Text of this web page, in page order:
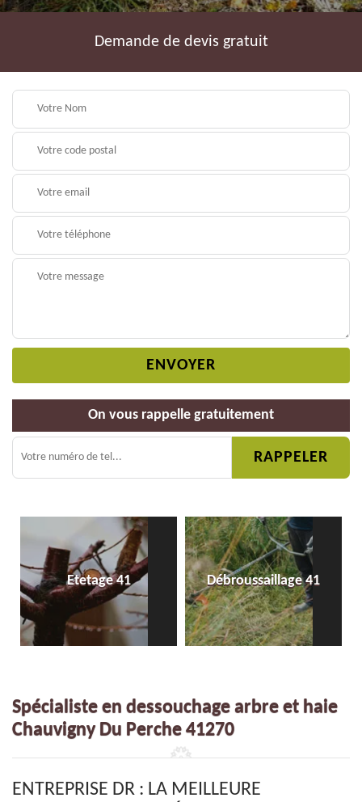
Demande de devis gratuit
On vous rappelle gratuitement
Etetage 41 Débroussaillage 41
Spécialiste en dessouchage arbre et haie
Chauvigny Du Perche 41270
ENTREPRISE DR : LA MEILLEURE